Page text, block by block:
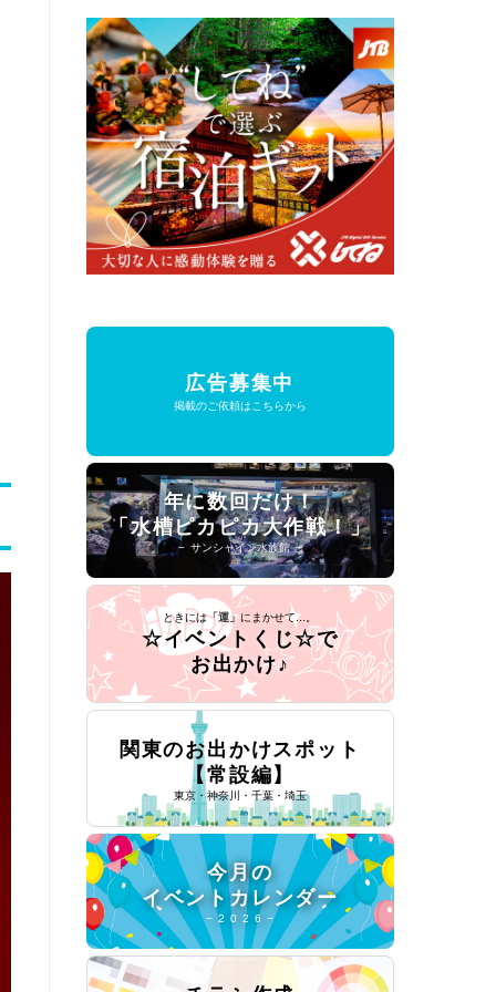
広告募集中
掲載のご依頼はこちらから
年に数回だけ！
「水槽ピカピカ大作戦！」
− サンシャイン水族館 −
ときには「運」 にまかせて...。
☆イベントくじ☆で
お出かけ♪
関東のお出かけスポット
【常設編】
東京・神奈川・千葉・埼玉
今月の
イベントカレンダー
− 2 0 2 6 −